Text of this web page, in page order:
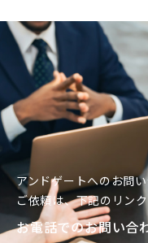
アンドゲートへのお問
ご依頼は、下記のリン
お電話でのお問い